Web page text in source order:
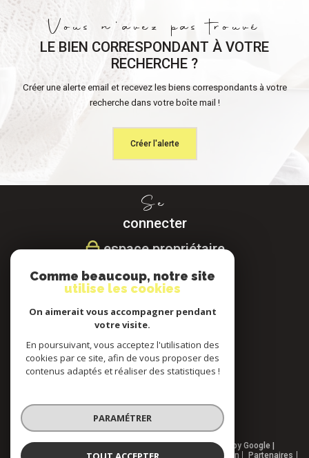
Vous n'avez pas trouvé
LE BIEN CORRESPONDANT À VOTRE
RECHERCHE ?
Créer une alerte email et recevez les biens correspondants à votre
recherche dans votre boîte mail !
Créer l'alerte
Se
connecter
espace propriétaire
Nous
Nous
© 2026 | Tous droits réservés | Traduction powered by Google |
Nos honoraires
Plan du site Mentions légales Admin Partenaires
Comme beaucoup, notre site
utilise les cookies
On aimerait vous accompagner pendant
votre visite.
En poursuivant, vous acceptez l'utilisation des
cookies par ce site, afin de vous proposer des
contenus adaptés et réaliser des statistiques !
PARAMÉTRER